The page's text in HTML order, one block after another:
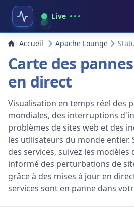
Live
Accueil Apache Lounge
Carte des
en direct
Visualisation en temps réel des
mondiales, des interruptions
problèmes de sites web et des
les utilisateurs du monde entier.
des services, suivez les modèles
informé des perturbations de
grâce à des mises à jour en
services sont en panne dans